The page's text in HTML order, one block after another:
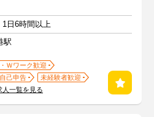
1日6時間以上
駅
Ｗワーク歓迎
己申告
未経験者歓迎
人一覧を見る